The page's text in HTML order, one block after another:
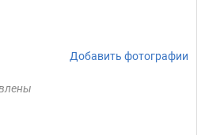
Добавить фотографии